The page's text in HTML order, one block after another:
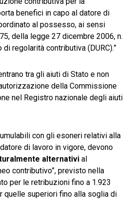
benefici in capo al datore di
al possesso, ai sensi
della legge 27 dicembre 2006, n.
regolarità contributiva (DURC).”
tra gli aiuti di Stato e non
della Commissione
nel Registro nazionale degli aiuti
con gli esoneri relativi alla
di lavoro in vigore, devono
alternativi al
contributivo”, previsto nella
per le retribuzioni fino a 1.923
quelle superiori fino alla soglia di